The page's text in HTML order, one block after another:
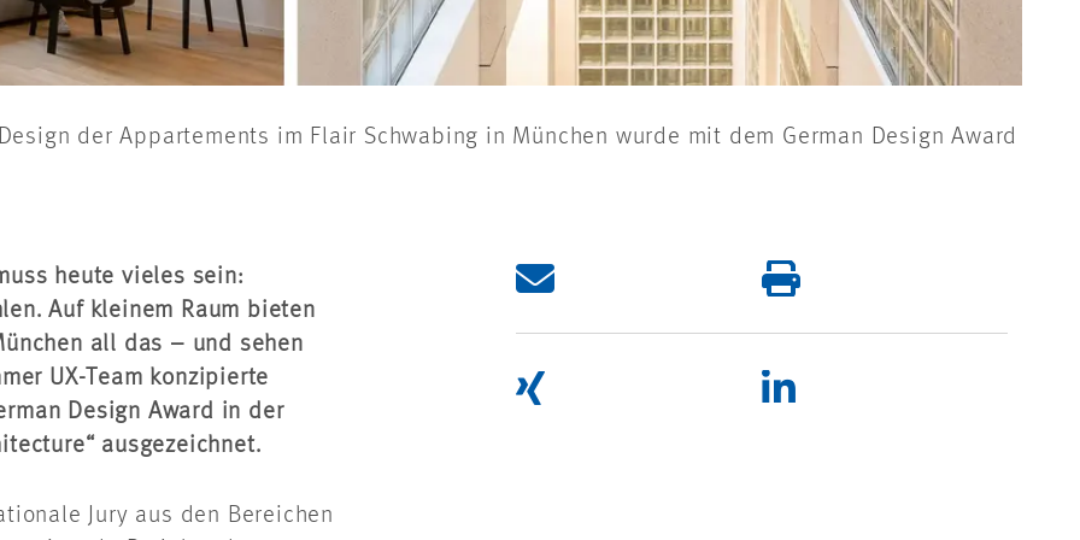
der Appartements im Flair Schwabing in München wurde mit dem German Design Award
heute vieles sein:
Auf kleinem Raum bieten
all das – und sehen
UX-Team konzipierte
Design Award in der
ausgezeichnet.
Jury aus den Bereichen